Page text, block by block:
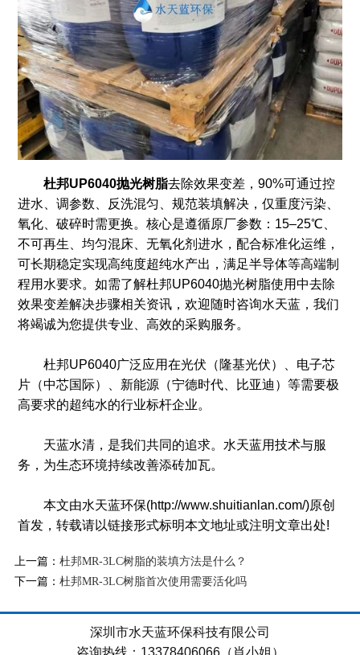
杜邦UP6040抛光树脂去除效果变差，90%可通过控
进水、调参数、反洗混匀、规范装填解决，仅重度污染、
氧化、破碎时需更换。核心是遵循原厂参数：15–25℃、
不可再生、均匀混床、无氧化剂进水，配合标准化运维，
可长期稳定实现高纯度超纯水产出，满足半导体等高端制
程用水要求。如需了解杜邦UP6040抛光树脂使用中去除
效果变差解决步骤相关资讯，欢迎随时咨询水天蓝，我们
将竭诚为您提供专业、高效的采购服务。
杜邦UP6040广泛应用在光伏（隆基光伏）、电子芯
片（中芯国际）、新能源（宁德时代、比亚迪）等需要极
高要求的超纯水的行业标杆企业。
天蓝水清，是我们共同的追求。水天蓝用技术与服
务，为生态环境持续改善添砖加瓦。
本文由水天蓝环保(http://www.shuitianlan.com/)原创
首发，转载请以链接形式标明本文地址或注明文章出处!
上一篇： 杜邦MR-3LC树脂的装填方法是什么？
下一篇： 杜邦MR-3LC树脂首次使用需要活化吗
深圳市水天蓝环保科技有限公司
咨询热线：13378406066（肖小姐）